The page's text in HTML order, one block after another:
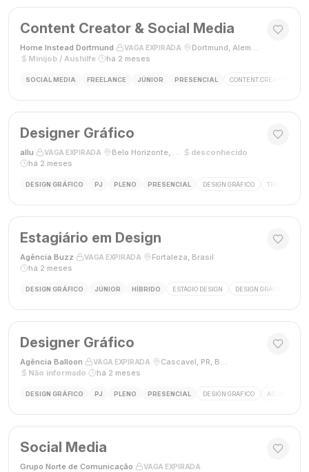
Content Creator & Social Media
Home Instead Dortmund VAGA EXPIRADA Dortmund, Alemanha
Minijob / Aushilfe
há 2 meses
SOCIAL MEDIA FREELANCE JÚNIOR PRESENCIAL CONTENT CREATOR
Designer Gráfico
allu VAGA EXPIRADA Belo Horizonte, MG, Brasil desconhecido
há 2 meses
DESIGN GRÁFICO PJ PLENO PRESENCIAL DESIGN GRÁFICO TRÁFEGO
Estagiário em Design
Agência Buzz VAGA EXPIRADA Fortaleza, Brasil
há 2 meses
DESIGN GRÁFICO JÚNIOR HÍBRIDO ESTÁGIO DESIGN DESIGN GRÁFICO
Designer Gráfico
Agência Balloon VAGA EXPIRADA Cascavel, PR, Brasil
Não informado
há 2 meses
DESIGN GRÁFICO PJ PLENO PRESENCIAL DESIGN GRÁFICO ADOBE
Social Media
Grupo Norte de Comunicação VAGA EXPIRADA